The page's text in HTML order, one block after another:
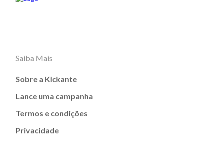
Saiba Mais
Sobre a Kickante
Lance uma campanha
Termos e condições
Privacidade